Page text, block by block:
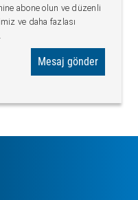
abone olun ve düzenli
ve daha fazlası
Mesaj gönder